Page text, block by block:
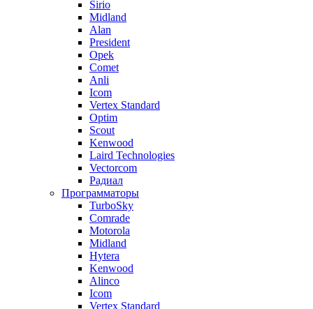
Sirio
Midland
Alan
President
Opek
Comet
Anli
Icom
Vertex Standard
Optim
Scout
Kenwood
Laird Technologies
Vectorcom
Радиал
Программаторы
TurboSky
Comrade
Motorola
Midland
Hytera
Kenwood
Alinco
Icom
Vertex Standard